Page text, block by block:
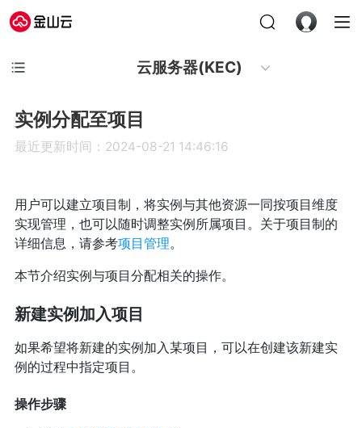
云服务器(KEC)
实例分配至项目
最近更新时间：2024-08-21 14:46:16
用户可以建立项目制，将实例与其他资源一同按项目维度
实现管理，也可以随时调整实例所属项目。关于项目制的
详细信息，请参考项目管理。
本节介绍实例与项目分配相关的操作。
新建实例加入项目
如果希望将新建的实例加入某项目，可以在创建该新建实
例的过程中指定项目。
操作步骤